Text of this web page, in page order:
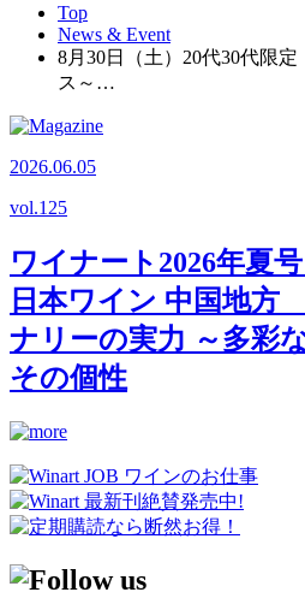
Top
News & Event
8月30日（土）20代30代限
ス～…
2026.06.05
vol.125
ワイナート2026年夏
日本ワイン 中国地方
ナリーの実力 ～多彩
その個性